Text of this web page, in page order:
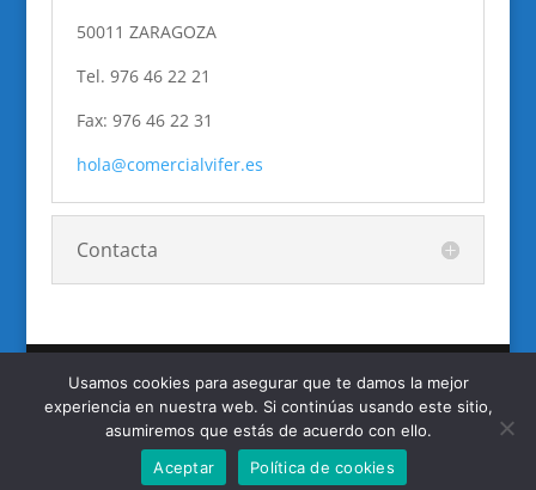
50011 ZARAGOZA
Tel. 976 46 22 21
Fax: 976 46 22 31
hola@comercialvifer.es
Contacta
Autovía de Logroño, km. 8,700 - Pol. Ruiseñores II,
nave 10 - 50011 ZARAGOZA - Tel. 976 46 22 21 - Fax:
976 46 22 31 -Politica de privacidad-Aviso Legal
Usamos cookies para asegurar que te damos la mejor
experiencia en nuestra web. Si continúas usando este sitio,
asumiremos que estás de acuerdo con ello.
Aceptar
Política de cookies